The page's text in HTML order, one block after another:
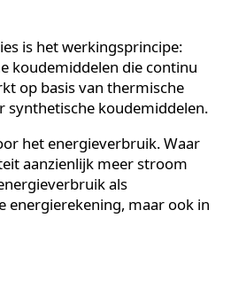
luchtcirculatie, waardoor het
110 watt aan elektriciteit. Dat
vermogen is directe
verder verlaagt en de
koeling en
is het werkingsprincipe: